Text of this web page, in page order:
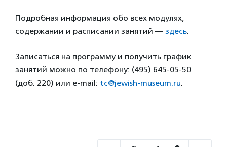
Подробная информация обо всех модулях,
содержании и расписании занятий — здесь.
Записаться на программу и получить график
занятий можно по телефону: (495) 645-05-50
(доб. 220) или e-mail: tc@jewish-museum.ru.